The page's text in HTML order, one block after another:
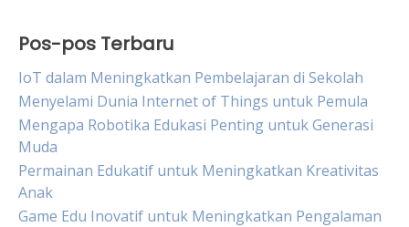
Pos-pos Terbaru
IoT dalam Meningkatkan Pembelajaran di Sekolah
Menyelami Dunia Internet of Things untuk Pemula
Mengapa Robotika Edukasi Penting untuk Generasi
Muda
Permainan Edukatif untuk Meningkatkan Kreativitas
Anak
Game Edu Inovatif untuk Meningkatkan Pengalaman